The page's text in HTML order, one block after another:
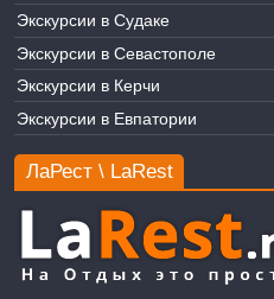
Экскурсии в Судаке
Экскурсии в Севастополе
Экскурсии в Керчи
Экскурсии в Евпатории
ЛаРест \ LaRest